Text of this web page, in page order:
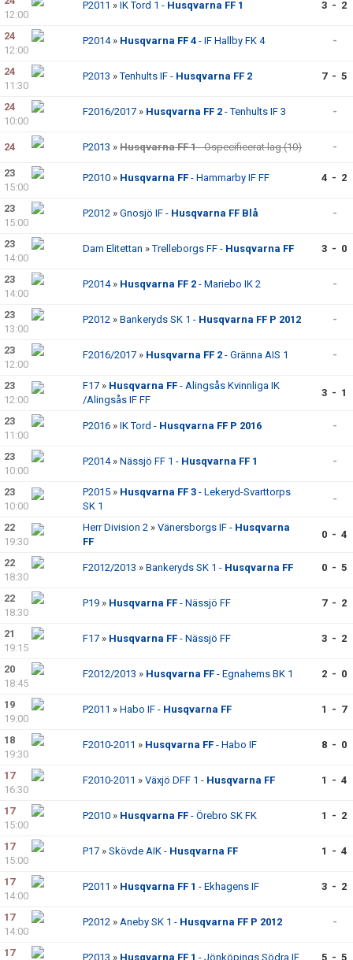
12:00
P2011 » IK Tord 1 - Husqvarna FF 1 3 - 2
24
12:00
P2014» Husqvarna FF 4 - IF Hallby FK 4 -
24
11:30
P2013 »Tenhults IF - Husqvarna FF 2 7 - 5
24
10:00
F2016/2017 » Husqvarna FF 2 - Tenhults IF 3 -
24 P2013 » Husqvarna FF 1- Ospecificerat lag (10) -
23
15:00
P2010 » Husqvarna FF - Hammarby IF FF 4 - 2
23
15:00
P2012 » Gnosjö IF - Husqvarna FF Blå -
23
14:00
Dam Elitettan »Trelleborgs FF - Husqvarna FF 3 - 0
23
14:00
P2014» Husqvarna FF 2 - Mariebo IK 2 -
23
13:00
P2012 » Bankeryds SK 1 - Husqvarna FF P 2012 -
23
12:00
F2016/2017 » Husqvarna FF 2 - Gränna AIS 1 -
23
12:00
F17 » Husqvarna FF - Alingsås Kvinnliga IK
/Alingsås IF FF
3 - 1
23
11:00
P2016 » IK Tord - Husqvarna FF P 2016 -
23
10:00
P2014» Nässjö FF 1 - Husqvarna FF 1 -
23
10:00
P2015 » Husqvarna FF 3 - Lekeryd-Svarttorps
SK 1
-
22
19:30
Herr Division 2 » Vänersborgs IF - Husqvarna
FF
0 - 4
22
18:30
F2012/2013 » Bankeryds SK 1 - Husqvarna FF 0 - 5
22
18:30
P19 » Husqvarna FF - Nässjö FF 7 - 2
21
19:15
F17 » Husqvarna FF - Nässjö FF 3 - 2
20
18:45
F2012/2013 » Husqvarna FF - Egnahems BK 1 2 - 0
19
19:00
P2011 » Habo IF - Husqvarna FF 1 - 7
18
19:30
F2010-2011 » Husqvarna FF - Habo IF 8 - 0
17
16:30
F2010-2011 » Växjö DFF 1 - Husqvarna FF 1 - 4
17
15:00
P2010 » Husqvarna FF - Örebro SK FK 1 - 2
17
15:00
P17 » Skövde AIK - Husqvarna FF 1 - 4
17
14:00
P2011 » Husqvarna FF 1 - Ekhagens IF 3 - 2
17
14:00
P2012 » Aneby SK 1 - Husqvarna FF P 2012 -
17 P2013 » Husqvarna FF 1 - Jönköpings Södra IF 5 - 5